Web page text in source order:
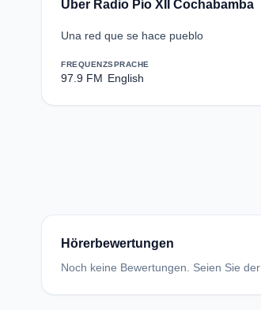
Über Radio Pío XII Cochabamba
Una red que se hace pueblo
FREQUENZ
97.9 FM
SPRACHE
English
Hörerbewertungen
Noch keine Bewertungen. Seien Sie